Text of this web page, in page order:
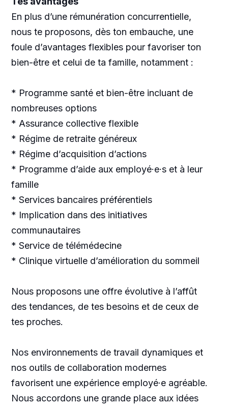
En plus d’une rémunération concurrentielle,
nous te proposons, dès ton embauche, une
foule d’avantages flexibles pour favoriser ton
bien-être et celui de ta famille, notamment :
* Programme santé et bien-être incluant de
nombreuses options
* Assurance collective flexible
* Régime de retraite généreux
* Régime d’acquisition d’actions
* Programme d’aide aux employé·e·s et à leur
famille
* Services bancaires préférentiels
* Implication dans des initiatives
communautaires
* Service de télémédecine
* Clinique virtuelle d’amélioration du sommeil
Nous proposons une offre évolutive à l’affût
des tendances, de tes besoins et de ceux de
tes proches.
Nos environnements de travail dynamiques et
nos outils de collaboration modernes
favorisent une expérience employé·e agréable.
Nous accordons une grande place aux idées